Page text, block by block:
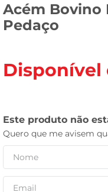
Acém Bovino
Pedaço
Disponível
café
cerveja
leite
leite pó